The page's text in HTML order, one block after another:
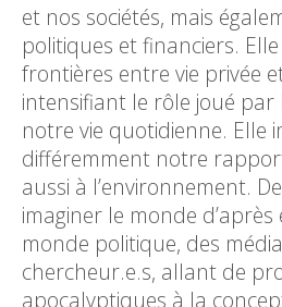
et nos sociétés, mais
politiques et financiers.
frontières entre vie privée
intensifiant le rôle joué
notre vie quotidienne. Elle
différemment notre
aussi à l’environnement.
imaginer le monde
monde politique, des
chercheur.e.s, allant de
apocalyptiques à la